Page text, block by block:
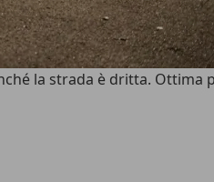
la strada è dritta.